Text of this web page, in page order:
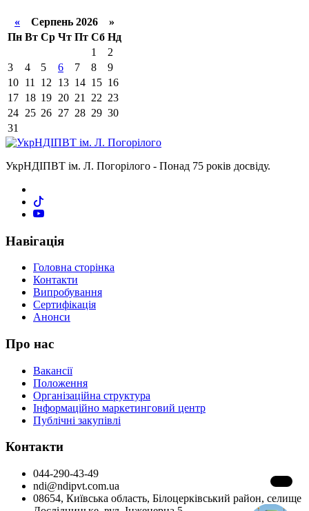
« Серпень 2026 »
Пн Вт Ср Чт Пт Сб Нд
1
2
3
4 5 6 7 8
9
10 11 12 13 14 15 16
17 18 19 20 21 22 23
24 25 26 27 28 29 30
31
УкрНДІПВТ ім. Л. Погорілого - Понад 75 років досвіду.
Навігація
Головна сторінка
Контакти
Випробування
Сертифікація
Анонси
Про нас
Вакансії
Положення
Організаційна структура
Інформаційно маркетинговий центр
Публічні закупівлі
Контакти
044-290-43-49
ndi@ndipvt.com.ua
08654, Київська область, Білоцерківський район, селище